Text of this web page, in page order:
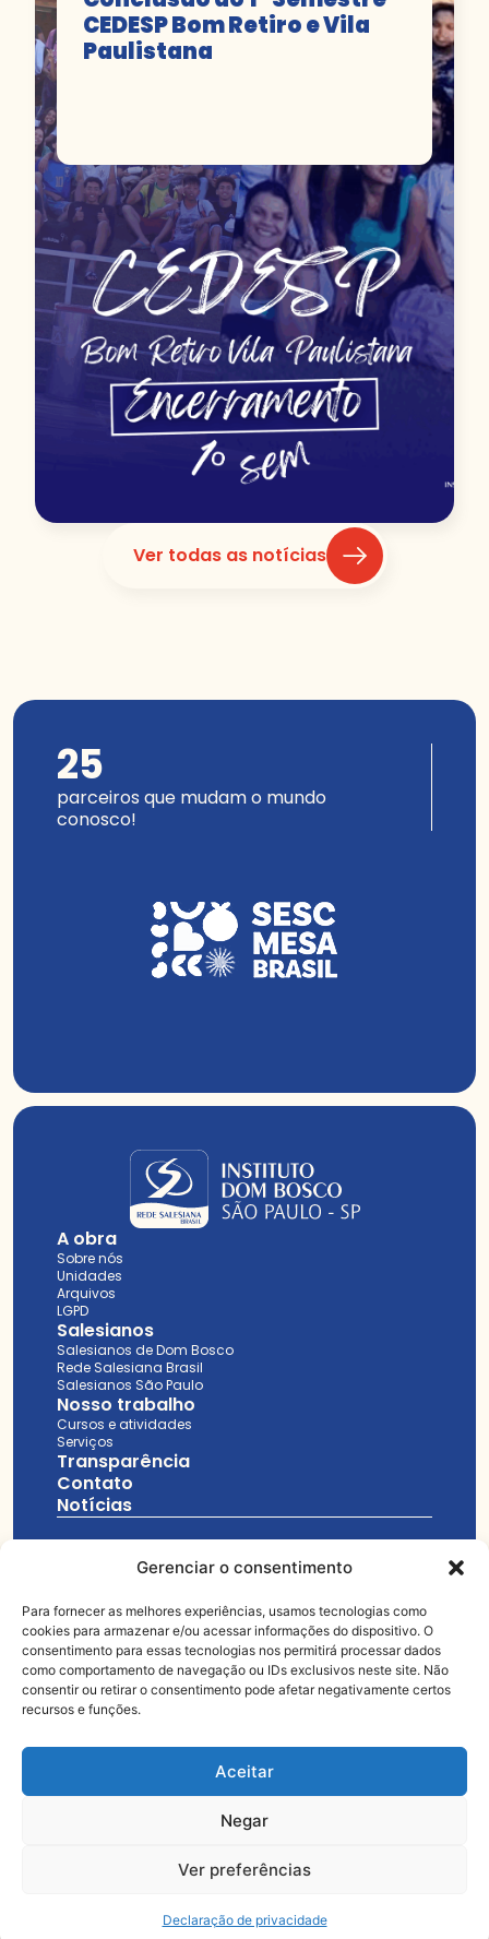
Gerenciar o consentimento
Para fornecer as melhores experiências, usamos tecnologias como
cookies para armazenar e/ou acessar informações do dispositivo. O
consentimento para essas tecnologias nos permitirá processar dados
como comportamento de navegação ou IDs exclusivos neste site. Não
consentir ou retirar o consentimento pode afetar negativamente certos
recursos e funções.
Aceitar
Negar
Ver preferências
Declaração de privacidade
CEDESP Bom Retiro e Vila
Paulistana
Ver todas as notícias
parceiros que mudam o mundo
conosco!
25
A obra
Sobre nós
Unidades
Arquivos
LGPD
Salesianos
Salesianos de Dom Bosco
Rede Salesiana Brasil
Salesianos São Paulo
Nosso trabalho
Cursos e atividades
Serviços
Transparência
Contato
Notícias
11 3329-7999
salesianos@idb.org.br
Praça Coronel Fernando Prestes, 233